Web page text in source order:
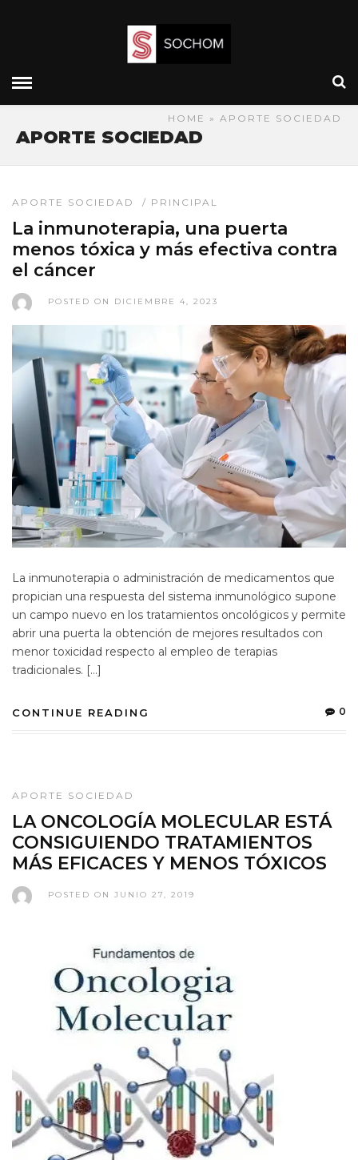
HOME » APORTE SOCIEDAD
APORTE SOCIEDAD
APORTE SOCIEDAD / PRINCIPAL
La inmunoterapia, una puerta
menos tóxica y más efectiva contra
el cáncer
POSTED ON DICIEMBRE 4, 2023
La inmunoterapia o administración de medicamentos que
propician una respuesta del sistema inmunológico supone
un campo nuevo en los tratamientos oncológicos y permite
abrir una puerta la obtención de mejores resultados con
menor toxicidad respecto al empleo de terapias
tradicionales. […]
CONTINUE READING 0
APORTE SOCIEDAD
LA ONCOLOGÍA MOLECULAR ESTÁ
CONSIGUIENDO TRATAMIENTOS
MÁS EFICACES Y MENOS TÓXICOS
POSTED ON JUNIO 27, 2019